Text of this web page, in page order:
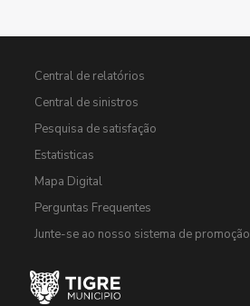
Central de relatórios
Central de sinistros
Pesquisa de satisfação
Estatisticas
Mapa Digital
Perguntas Frequentes
Junte-se ao nosso sistema de promoção